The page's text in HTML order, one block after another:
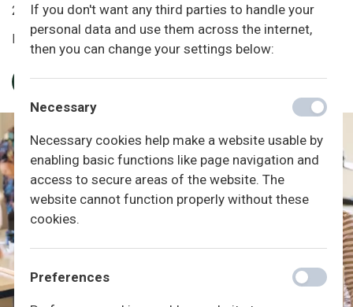
26/27 og 27/28.
Klik herunder for at læse den aktuelle tilsynserklæring.
TILSYNSERKLÆRINGEN 2025/26
If you don't want any third parties to handle your
personal data and use them across the internet,
then you can change your settings below:
Necessary
Necessary cookies help make a website usable by
enabling basic functions like page navigation and
access to secure areas of the website. The
website cannot function properly without these
cookies.
Preferences